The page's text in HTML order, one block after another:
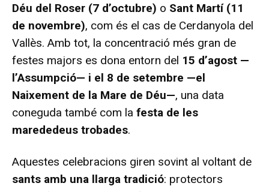
Déu del Roser (7 d’octubre) o Sant Martí (11
de novembre), com és el cas de Cerdanyola del
Vallès. Amb tot, la concentració més gran de
festes majors es dona entorn del 15 d’agost —
l’Assumpció— i el 8 de setembre —el
Naixement de la Mare de Déu—, una data
coneguda també com la festa de les
marededeus trobades.
Aquestes celebracions giren sovint al voltant de
sants amb una llarga tradició: protectors